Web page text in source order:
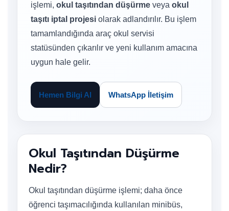
işlemi, okul taşıtından düşürme veya okul
taşıtı iptal projesi olarak adlandırılır. Bu işlem
tamamlandığında araç okul servisi
statüsünden çıkarılır ve yeni kullanım amacına
uygun hale gelir.
Hemen Bilgi Al WhatsApp İletişim
Okul Taşıtından Düşürme
Nedir?
Okul taşıtından düşürme işlemi; daha önce
öğrenci taşımacılığında kullanılan minibüs,